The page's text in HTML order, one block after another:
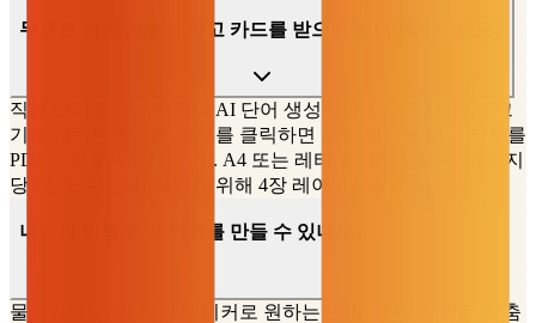
무료로 인쇄 가능한 빙고 카드를 받으려면 어떻게 하나요?
직접 단어를 추가하거나 AI 단어 생성기를 사용하고, 격자 크
기를 선택한 후 다운로드를 클릭하면 무료 인쇄용 빙고 카드를
PDF로 받을 수 있습니다. A4 또는 레터 용지에 인쇄—1페이지
당 1장 또는 종이 절약을 위해 4장 레이아웃도 선택 가능.
나만의 맞춤 빙고 카드를 만들 수 있나요?
물론입니다. 이 빙고 메이커로 원하는 단어, 제목, 테마로 맞춤